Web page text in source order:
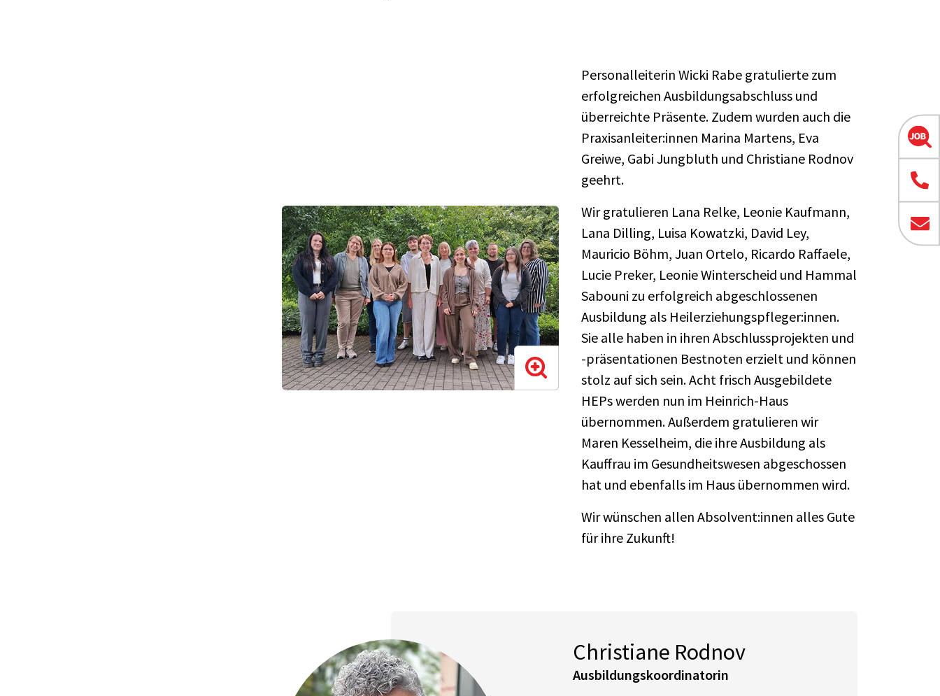
Personalleiterin Wicki Rabe gratulierte zum
erfolgreichen Ausbildungsabschluss und
überreichte Präsente. Zudem wurden auch die
Praxisanleiter:innen Marina Martens, Eva
Greiwe, Gabi Jungbluth und Christiane Rodnov
geehrt.
Wir gratulieren Lana Relke, Leonie Kaufmann,
Lana Dilling, Luisa Kowatzki, David Ley,
Mauricio Böhm, Juan Ortelo, Ricardo Raffaele,
Lucie Preker, Leonie Winterscheid und Hammal
Sabouni zu erfolgreich abgeschlossenen
Ausbildung als Heilerziehungspfleger:innen.
Sie alle haben in ihren Abschlussprojekten und
-präsentationen Bestnoten erzielt und können
stolz auf sich sein. Acht frisch Ausgebildete
HEPs werden nun im Heinrich-Haus
übernommen. Außerdem gratulieren wir
Maren Kesselheim, die ihre Ausbildung als
Kauffrau im Gesundheitswesen abgeschossen
hat und ebenfalls im Haus übernommen wird.
Wir wünschen allen Absolvent:innen alles Gute
für ihre Zukunft!
Christiane Rodnov
Ausbildungskoordinatorin